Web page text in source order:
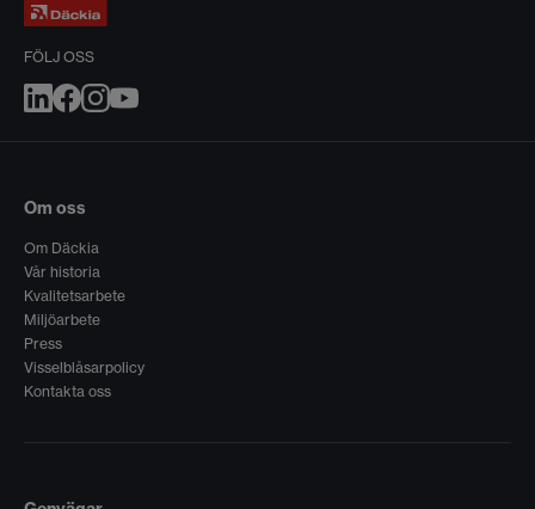
FÖLJ OSS
Om oss
Om Däckia
Vår historia
Kvalitetsarbete
Miljöarbete
Press
Visselblåsarpolicy
Kontakta oss